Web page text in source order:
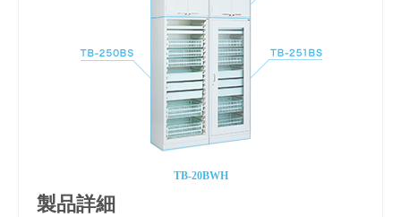
TB-20BWH
製品詳細